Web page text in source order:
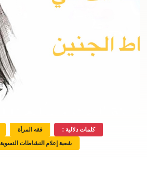
كلمات دلالية : فقه المرأة
شعبة إعلام النشاطات النسوية